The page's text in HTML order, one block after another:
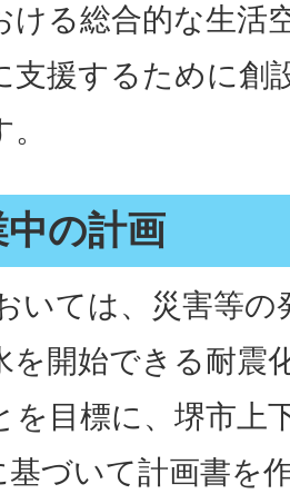
ける総合的な生活
支援するために創
の計画
いては、災害等の
を開始できる耐震
を目標に、堺市上
づいて計画書を